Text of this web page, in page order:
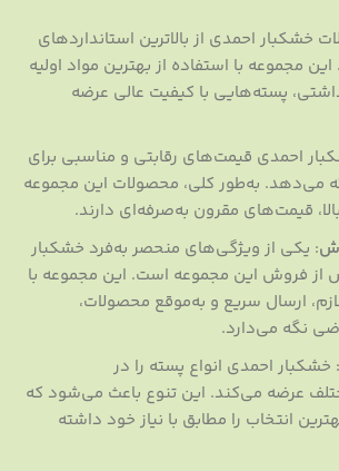
خشکبار احمدی از بالاترین استانداردهای
مجموعه با استفاده از بهترین مواد اولیه
پسته‌هایی با کیفیت عالی عرضه
احمدی قیمت‌های رقابتی و مناسبی برای
می‌دهد. به‌طور کلی، محصولات این مجموعه
قیمت‌های مقرون به‌صرفه‌ای دارند.
: یکی از ویژگی‌های منحصر به‌فرد خشکبار
از فروش این مجموعه است. این مجموعه با
ارسال سریع و به‌موقع محصولات،
نگه می‌دارد.
: خشکبار احمدی انواع پسته را در
عرضه می‌کند. این تنوع باعث می‌شود که
انتخاب را مطابق با نیاز خود داشته